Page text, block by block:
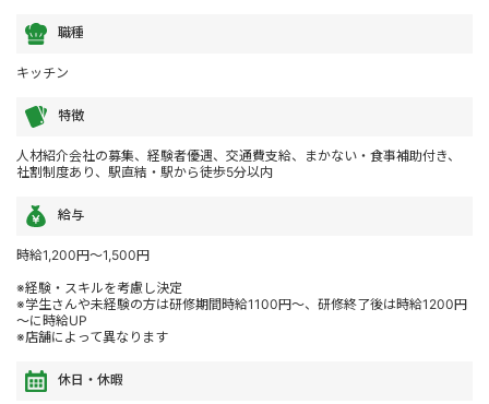
職種
キッチン
特徴
人材紹介会社の募集、経験者優遇、交通費支給、まかない・食事補助付き、
社割制度あり、駅直結・駅から徒歩5分以内
給与
時給1,200円～1,500円
※経験・スキルを考慮し決定
※学生さんや未経験の方は研修期間時給1100円～、研修終了後は時給1200円
～に時給UP
※店舗によって異なります
休日・休暇